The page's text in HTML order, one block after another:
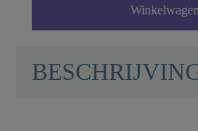
Winkelwagen